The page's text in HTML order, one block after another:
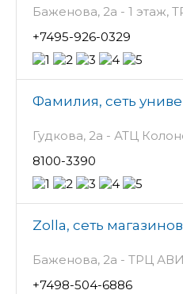
Баженова, 2а - 1 этаж,
+7495-926-0329
Фамилия, сеть
Гудкова, 2а - АТЦ
8100-3390
Zolla, сеть
Баженова, 2а - ТРЦ
+7498-504-6886